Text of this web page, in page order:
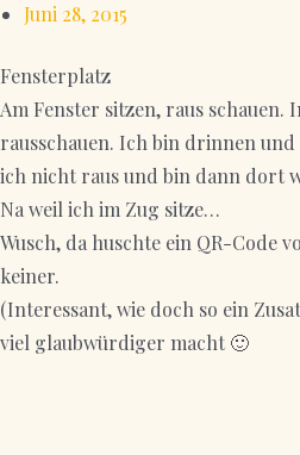
Juni 28, 2015
Fensterplatz
Am Fenster sitzen, raus schauen.
rausschauen. Ich bin drinnen und
ich nicht raus und bin dann dort
Na weil ich im Zug sitze…
Wusch, da huschte ein QR-Code
keiner.
(Interessant, wie doch so ein
viel glaubwürdiger macht 🙂